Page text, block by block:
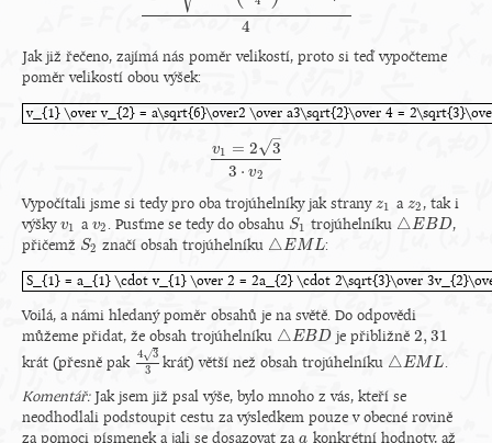
4
v2=a2+(a24)2=a324
Jak již řečeno, zajímá nás poměr velikostí, proto si teď vypočteme
poměr velikostí obou výšek:
v_{1} \over v_{2} = a\sqrt{6}\over2 \over a3\sqrt{2}\over 4 =
v_{1} \over v_{2} = a\sqrt{6}\over2 \over a3\sqrt{2}\over 4 =
v1 = 2 3
–
√
3 ⋅ v2
v1=233⋅v2
Vypočítali jsme si tedy pro oba trojúhelníky jak strany z1
z1 a z2
z2, tak i
výšky v1
v1 a v2
v2. Pusťme se tedy do obsahuS1
S1 trojúhelníku △EBD
△EBD
,
přičemž S2
S2 značí obsah trojúhelníku △EML
△EML :
S_{1} = a_{1} \cdot v_{1} \over 2 = 2a_{2} \cdot 2\sqrt{3}\over
S_{1} = a_{1} \cdot v_{1} \over 2 = 2a_{2} \cdot 2\sqrt{3}\over
Voilá, a námi hledaný poměr obsahů je na světě. Do odpovědi
můžeme přidat, že obsah trojúhelníku △EBD
△EBD je přibližně2, 31
2,31
krát (přesně pak
4 3
√
3
433 krát) větší než obsah trojúhelníku △EML
△EML
.
Komentář:Jak jsem již psal výše, bylo mnoho z vás, kteří se
neodhodlali podstoupit cestu za výsledkem pouze v obecné rovině
za pomoci písmenek a jali se dosazovat za a konkrétní hodnoty, až